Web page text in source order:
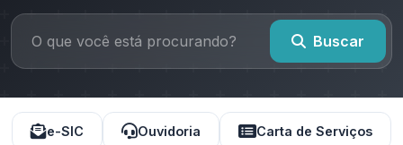
Buscar
e-SIC Ouvidoria Carta de Serviços